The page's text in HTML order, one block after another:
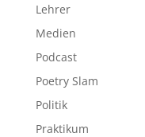
Lehrer
Medien
Podcast
Poetry Slam
Politik
Praktikum